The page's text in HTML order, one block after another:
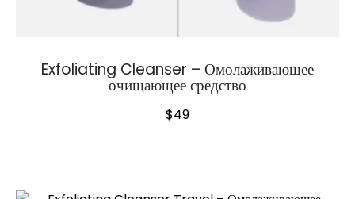
Exfoliating Cleanser – Омолаживающее
очищающее средство
$49